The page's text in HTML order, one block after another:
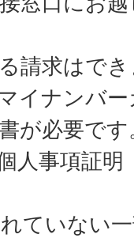
請求はで
イナンバ
が必要です
人事項証
ていない